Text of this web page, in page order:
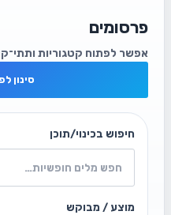
פרסומים
אפשר לפתוח קטגוריות
סינון
חיפוש בכינוי/תוכן
מוצע / מבוקש